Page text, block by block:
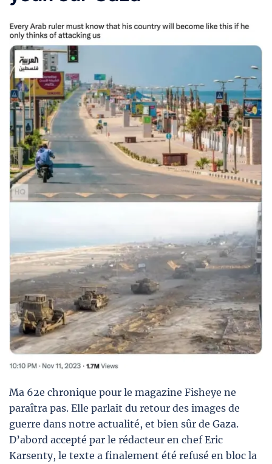
Ma 62e chronique pour le magazine Fisheye ne
paraîtra pas. Elle parlait du retour des images de
guerre dans notre actualité, et bien sûr de Gaza.
D’abord accepté par le rédacteur en chef Eric
Karsenty, le texte a finalement été refusé en bloc la